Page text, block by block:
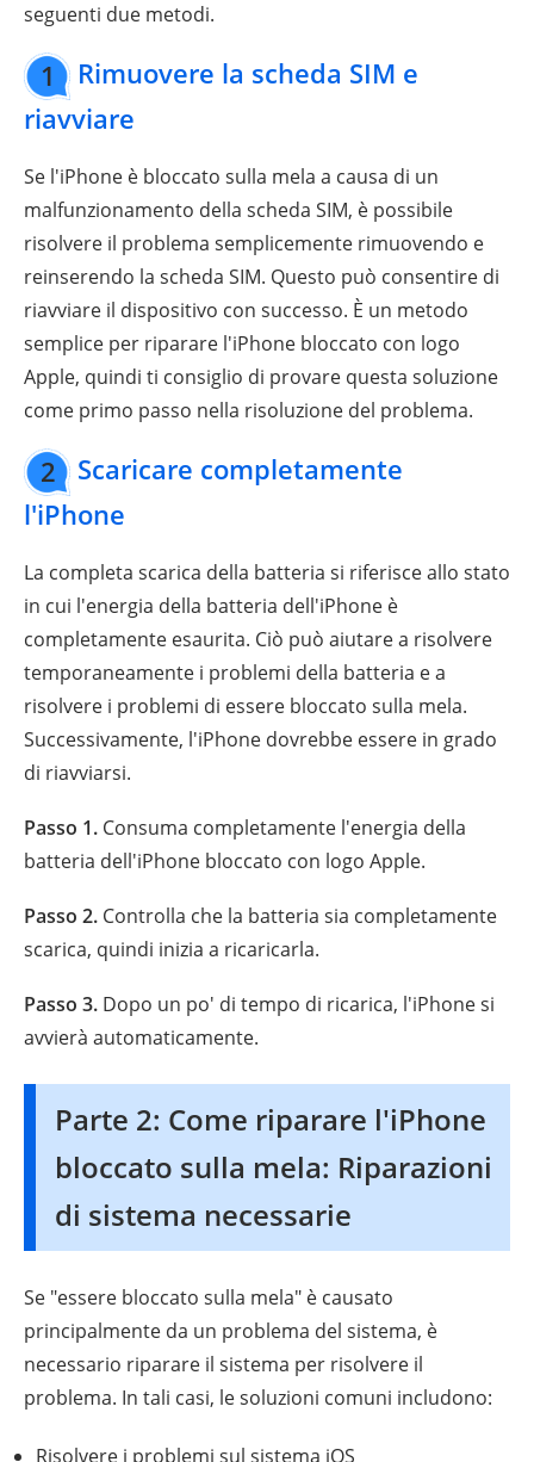
seguenti due metodi.
1
Rimuovere la scheda SIM e
riavviare
Se l'iPhone è bloccato sulla mela a causa di un
malfunzionamento della scheda SIM, è possibile
risolvere il problema semplicemente rimuovendo e
reinserendo la scheda SIM. Questo può consentire di
riavviare il dispositivo con successo. È un metodo
semplice per riparare l'iPhone bloccato con logo
Apple, quindi ti consiglio di provare questa soluzione
come primo passo nella risoluzione del problema.
2
Scaricare completamente
l'iPhone
La completa scarica della batteria si riferisce allo stato
in cui l'energia della batteria dell'iPhone è
completamente esaurita. Ciò può aiutare a risolvere
temporaneamente i problemi della batteria e a
risolvere i problemi di essere bloccato sulla mela.
Successivamente, l'iPhone dovrebbe essere in grado
di riavviarsi.
Passo 1. Consuma completamente l'energia della
batteria dell'iPhone bloccato con logo Apple.
Passo 2. Controlla che la batteria sia completamente
scarica, quindi inizia a ricaricarla.
Passo 3. Dopo un po' di tempo di ricarica, l'iPhone si
avvierà automaticamente.
Parte 2: Come riparare l'iPhone
bloccato sulla mela: Riparazioni
di sistema necessarie
Se "essere bloccato sulla mela" è causato
principalmente da un problema del sistema, è
necessario riparare il sistema per risolvere il
problema. In tali casi, le soluzioni comuni includono:
Risolvere i problemi sul sistema iOS